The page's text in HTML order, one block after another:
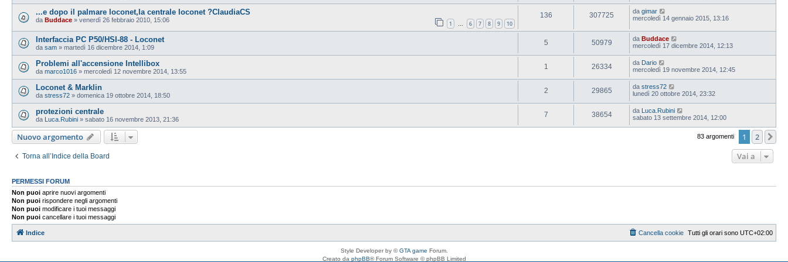
...e dopo il palmare loconet,la centrale loconet ?ClaudiaCS
da Buddace » venerdì 26 febbraio 2010, 15:06 1 … 6 7 8 9 10
136 307725 da gimar
mercoledì 14 gennaio 2015, 13:16
Interfaccia PC P50/HSI-88 - Loconet
da sam » martedì 16 dicembre 2014, 1:09
5 50979 da Buddace
mercoledì 17 dicembre 2014, 12:13
Problemi all'accensione Intellibox
da marco1016 » mercoledì 12 novembre 2014, 13:55
1 26334 da Dario
mercoledì 19 novembre 2014, 12:45
Loconet & Marklin
da stress72 » domenica 19 ottobre 2014, 18:50
2 29865 da stress72
lunedì 20 ottobre 2014, 23:32
protezioni centrale
da Luca.Rubini » sabato 16 novembre 2013, 21:36
7 38654 da Luca.Rubini
sabato 13 settembre 2014, 12:00
Nuovo argomento 83 argomenti 1 2
Torna all’Indice della Board Vai a
PERMESSI FORUM
Non puoi aprire nuovi argomenti
Non puoi rispondere negli argomenti
Non puoi modificare i tuoi messaggi
Non puoi cancellare i tuoi messaggi
Indice Tutti gli orari sono UTC+02:00
Cancella cookie
Style Developer by ©GTA game Forum.
Creato da phpBB® Forum Software © phpBB Limited